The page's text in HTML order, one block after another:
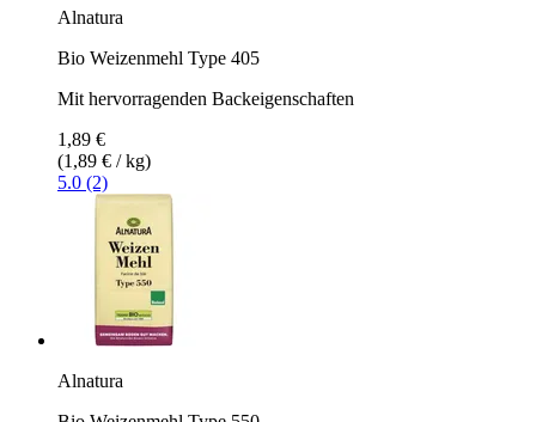
Alnatura
Bio Weizenmehl Type 405
Mit hervorragenden Backeigenschaften
1,89 €
(1,89 € / kg)
5.0 (2)
Alnatura